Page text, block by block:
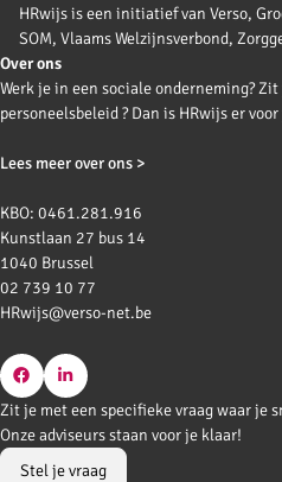
HRwijs is een initiatief van Verso,
SOM, Vlaams Welzijnsverbond,
Over ons
Werk je in een sociale onderneming?
personeelsbeleid ? Dan is HRwijs er
Lees meer over ons >
KBO: 0461.281.916
Kunstlaan 27 bus 14
1040 Brussel
02 739 10 77
HRwijs@verso-net.be
Go
to
Facebook
Go
to
LinkedIn
Zit je met een specifieke vraag waar je
Onze adviseurs staan voor je klaar!
Stel je vraag